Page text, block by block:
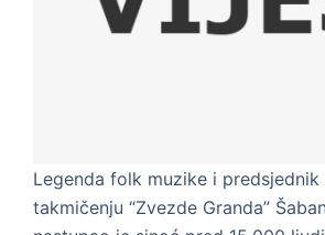
Legenda folk muzike i predsjednik
takmičenju “Zvezde Granda”